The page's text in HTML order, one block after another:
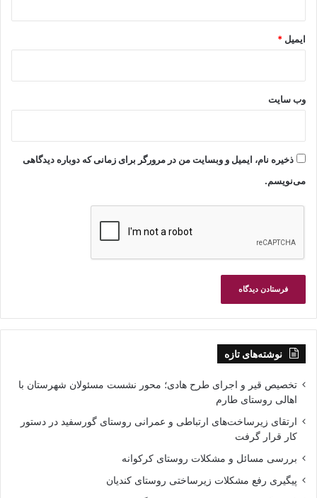
ایمیل *
وب‌ سایت
ذخیره نام، ایمیل و وبسایت من در مرورگر برای زمانی که دوباره دیدگاهی
می‌نویسم.
نوشته‌های تازه
تخصیص قیر و اجرای طرح هادی؛ محور نشست مسئولان شهرستان با
اهالی روستای طارم
ارتقای زیرساخت‌های ارتباطی و عمرانی روستای گورسفید در دستور
کار قرار گرفت
بررسی مسائل و مشکلات روستای کرکوانه
پیگیری رفع مشکلات زیرساختی روستای کندیان